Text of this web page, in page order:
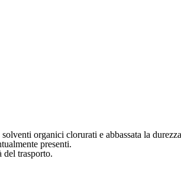
organici clorurati e abbassata la
presenti.
del trasporto.